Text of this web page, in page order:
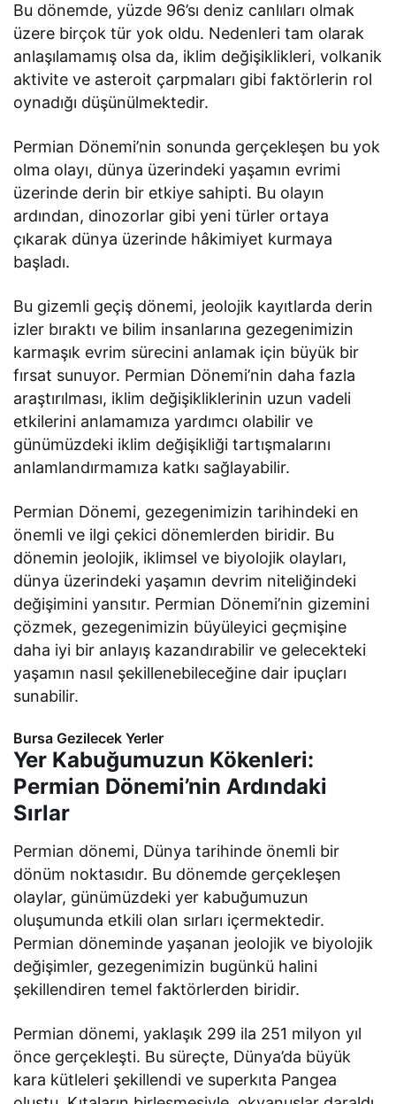
Bu dönemde, yüzde 96’sı deniz canlıları olmak
üzere birçok tür yok oldu. Nedenleri tam olarak
anlaşılamamış olsa da, iklim değişiklikleri, volkanik
aktivite ve asteroit çarpmaları gibi faktörlerin rol
oynadığı düşünülmektedir.
Permian Dönemi’nin sonunda gerçekleşen bu yok
olma olayı, dünya üzerindeki yaşamın evrimi
üzerinde derin bir etkiye sahipti. Bu olayın
ardından, dinozorlar gibi yeni türler ortaya
çıkarak dünya üzerinde hâkimiyet kurmaya
başladı.
Bu gizemli geçiş dönemi, jeolojik kayıtlarda derin
izler bıraktı ve bilim insanlarına gezegenimizin
karmaşık evrim sürecini anlamak için büyük bir
fırsat sunuyor. Permian Dönemi’nin daha fazla
araştırılması, iklim değişikliklerinin uzun vadeli
etkilerini anlamamıza yardımcı olabilir ve
günümüzdeki iklim değişikliği tartışmalarını
anlamlandırmamıza katkı sağlayabilir.
Permian Dönemi, gezegenimizin tarihindeki en
önemli ve ilgi çekici dönemlerden biridir. Bu
dönemin jeolojik, iklimsel ve biyolojik olayları,
dünya üzerindeki yaşamın devrim niteliğindeki
değişimini yansıtır. Permian Dönemi’nin gizemini
çözmek, gezegenimizin büyüleyici geçmişine
daha iyi bir anlayış kazandırabilir ve gelecekteki
yaşamın nasıl şekillenebileceğine dair ipuçları
sunabilir.
Bursa Gezilecek Yerler
Yer Kabuğumuzun Kökenleri:
Permian Dönemi’nin Ardındaki
Sırlar
Permian dönemi, Dünya tarihinde önemli bir
dönüm noktasıdır. Bu dönemde gerçekleşen
olaylar, günümüzdeki yer kabuğumuzun
oluşumunda etkili olan sırları içermektedir.
Permian döneminde yaşanan jeolojik ve biyolojik
değişimler, gezegenimizin bugünkü halini
şekillendiren temel faktörlerden biridir.
Permian dönemi, yaklaşık 299 ila 251 milyon yıl
önce gerçekleşti. Bu süreçte, Dünya’da büyük
kara kütleleri şekillendi ve superkıta Pangea